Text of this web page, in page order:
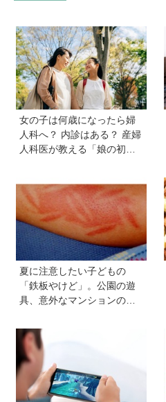
女の子は何歳になったら婦
人科へ？ 内診はある？ 産婦
人科医が教える「娘の初め
夏に注意したい子どもの
「鉄板やけど」。公園の遊
具、意外なマンションの設
意点と対応【専門医監修】